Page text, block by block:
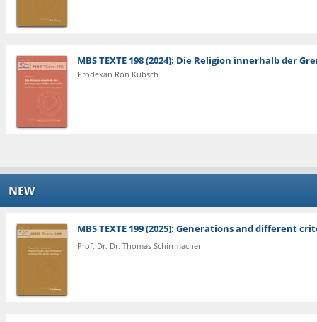
MBS TEXTE 198 (2024): Die Religion innerhalb der
Prodekan Ron Kubsch
NEW
MBS TEXTE 199 (2025): Generations and different
Prof. Dr. Dr. Thomas Schirrmacher